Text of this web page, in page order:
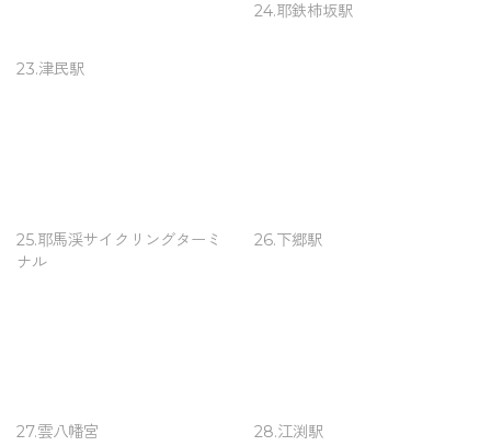
23.津民駅
24.耶鉄柿坂駅
25.耶馬渓サイクリングターミ
ナル
26.下郷駅
27.雲八幡宮 28.江渕駅